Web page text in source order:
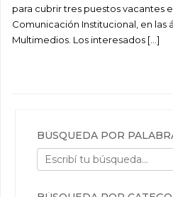
para cubrir tres puestos vacantes
Comunicación Institucional, en las
Multimedios. Los interesados […]
BÚSQUEDA POR